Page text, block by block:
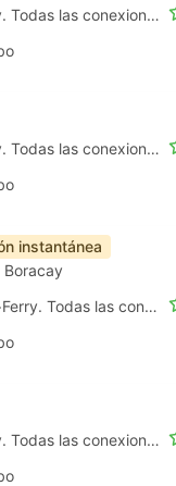
3h Autobús+Ferry. Todas las conexiones garantizadas
3h Autobús+Ferry. Todas las conexiones garantizadas
instantánea
2h 30m Autobús+Ferry. Todas las conexiones garantizadas
3h Autobús+Ferry. Todas las conexiones garantizadas